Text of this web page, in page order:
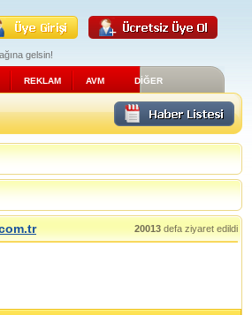
gelsin!
REKLAM AVM DİĞER
20013 defa ziyaret edildi